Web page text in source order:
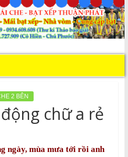
2 BÊN
chữ a rẻ
ngày, mùa mưa tới rồi anh